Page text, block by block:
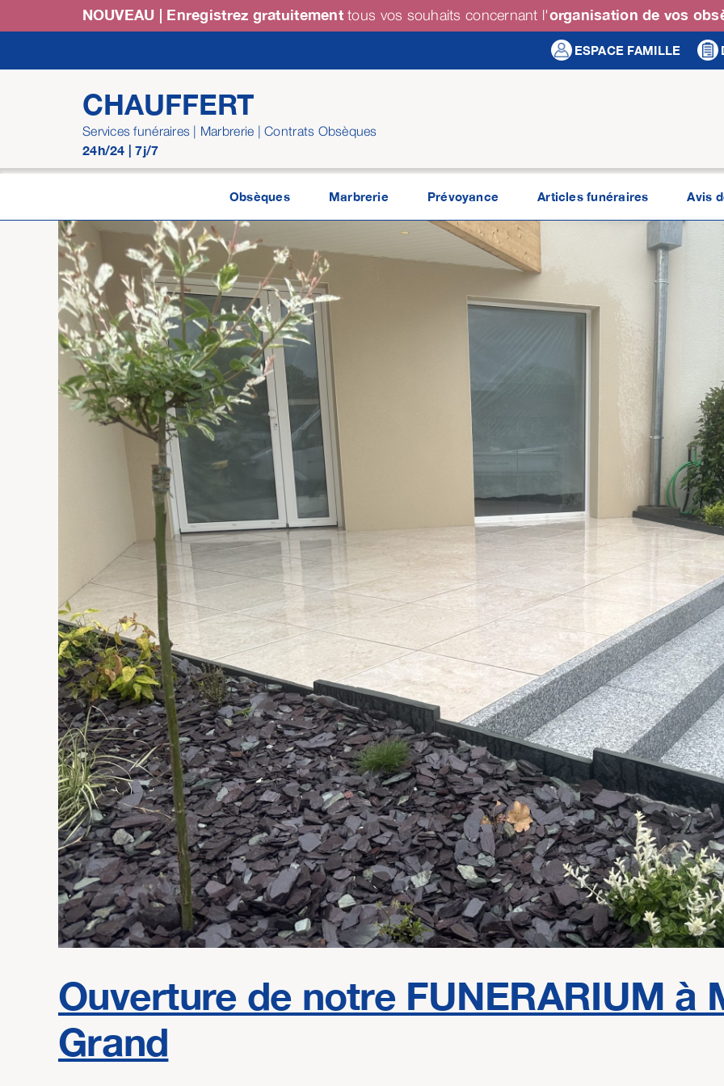
au
NOUVEAU | Enregistrez gratuitement tous vos souhaits concernant l'organisation de vos
ESPACE FAMILLE
CHAUFFERT
Services funéraires | Marbrerie | Contrats Obsèques
24h/24 | 7j/7
Obsèques Marbrerie Prévoyance Articles funéraires Avis
Ouverture de notre FUNERARIUM à
Grand